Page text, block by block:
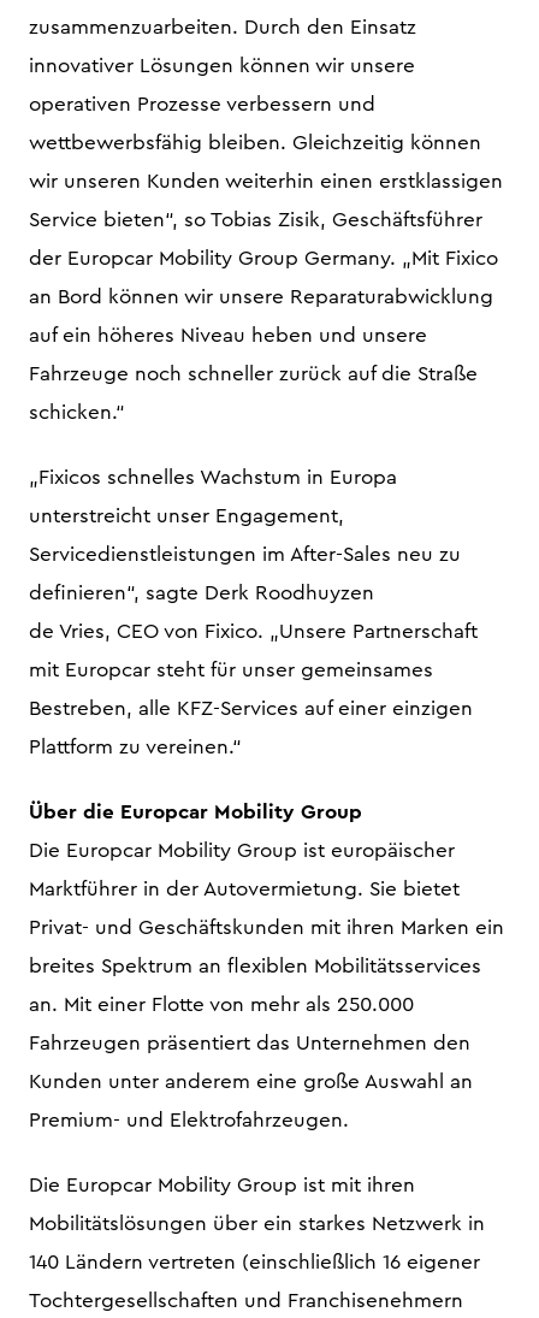
zusammenzuarbeiten. Durch den Einsatz
innovativer Lösungen können wir unsere
operativen Prozesse verbessern und
wettbewerbsfähig bleiben. Gleichzeitig können
wir unseren Kunden weiterhin einen erstklassigen
Service bieten“, so Tobias Zisik, Geschäftsführer
der Europcar Mobility Group Germany. „Mit Fixico
an Bord können wir unsere Reparaturabwicklung
auf ein höheres Niveau heben und unsere
Fahrzeuge noch schneller zurück auf die Straße
schicken.“
„Fixicos schnelles Wachstum in Europa
unterstreicht unser Engagement,
Servicedienstleistungen im After-Sales neu zu
definieren“, sagte Derk Roodhuyzen
de Vries, CEO von Fixico. „Unsere Partnerschaft
mit Europcar steht für unser gemeinsames
Bestreben, alle KFZ-Services auf einer einzigen
Plattform zu vereinen.“
Über die Europcar Mobility Group
Die Europcar Mobility Group ist europäischer
Marktführer in der Autovermietung. Sie bietet
Privat- und Geschäftskunden mit ihren Marken ein
breites Spektrum an flexiblen Mobilitätsservices
an. Mit einer Flotte von mehr als 250.000
Fahrzeugen präsentiert das Unternehmen den
Kunden unter anderem eine große Auswahl an
Premium- und Elektrofahrzeugen.
Die Europcar Mobility Group ist mit ihren
Mobilitätslösungen über ein starkes Netzwerk in
140 Ländern vertreten (einschließlich 16 eigener
Tochtergesellschaften und Franchisenehmern